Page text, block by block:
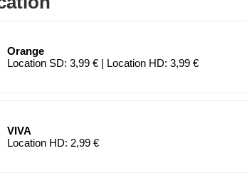
Orange
Location SD: 3,99 € | Location HD: 3,99 €
VIVA
Location HD: 2,99 €